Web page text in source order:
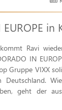
in
Ravi
IN
Gruppe VIXX
geht der